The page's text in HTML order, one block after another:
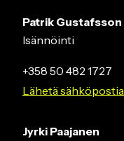
Patrik Gustafsson
Isännöinti
+358 50 482 1727
Lähetä sähköpostia
Jyrki Paajanen